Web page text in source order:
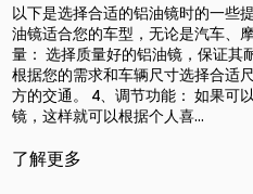
以下是选择合适的铝油镜时的一些
油镜适合您的车型，无论是汽车、
量： 选择质量好的铝油镜，保证其
根据您的需求和车辆尺寸选择合适
方的交通。 4、调节功能： 如果可
镜，这样就可以根据个人喜...
了解更多